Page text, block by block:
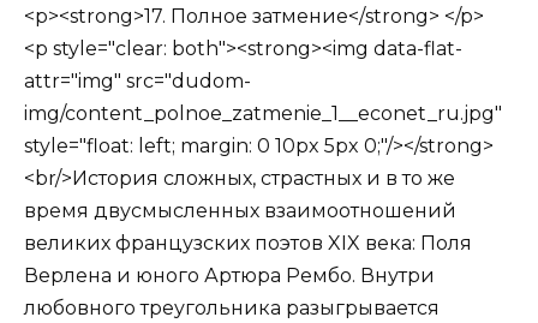
<p><strong>17. Полное затмение</strong> </p>
<p style="clear: both"><strong><img data-flat-
attr="img" src="dudom-
img/content_polnoe_zatmenie_1__econet_ru.jpg"
style="float: left; margin: 0 10px 5px 0;"/></strong>
<br/>История сложных, страстных и в то же
время двусмысленных взаимоотношений
великих французских поэтов XIX века: Поля
Верлена и юного Артюра Рембо. Внутри
любовного треугольника разыгрывается